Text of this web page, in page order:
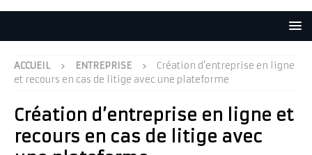
ACCUEIL ENTREPRISE
Création d’entreprise en ligne
et recours en cas de litige avec une plateforme
Création d’entreprise en ligne et
recours en cas de litige avec